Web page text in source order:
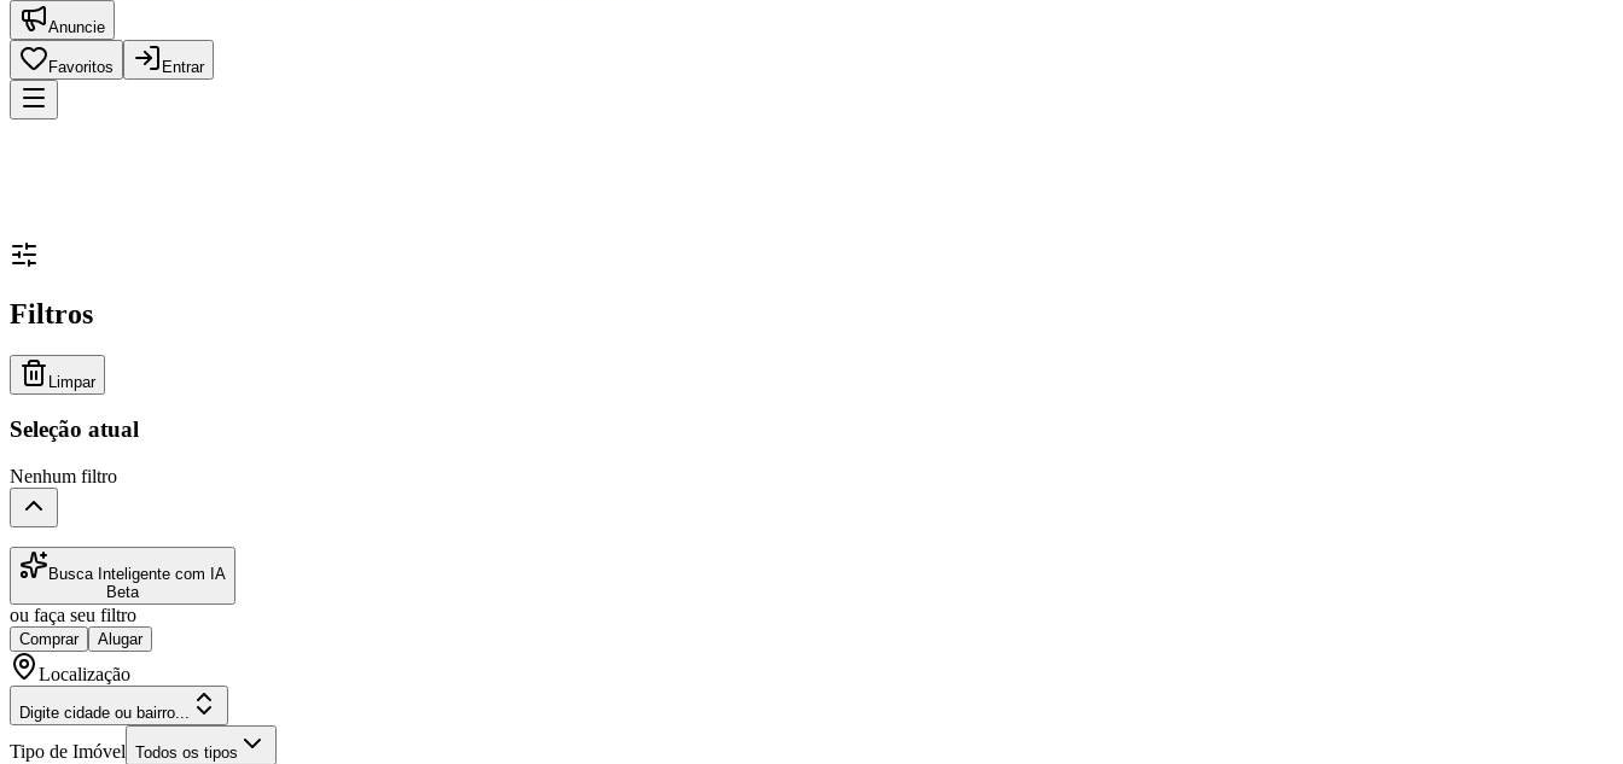
Anuncie
Favoritos Entrar
Filtros
Limpar
Seleção atual
Nenhum filtro
Busca Inteligente com IA
Beta
ou faça seu filtro
Comprar Alugar
Localização
Digite cidade ou bairro...
Tipo de Imóvel Todos os tipos